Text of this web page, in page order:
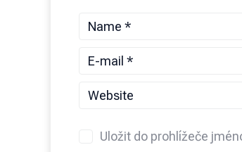
Uložit do prohlížeče